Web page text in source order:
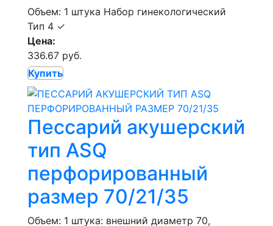
Объем: 1 штука Набор гинекологический
Тип 4 ✓
Цена:
336.67 руб.
Купить
Пессарий акушерский
тип ASQ
перфорированный
размер 70/21/35
Объем: 1 штука: внешний диаметр 70,